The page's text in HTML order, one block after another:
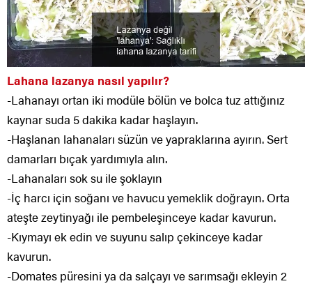
Lahana lazanya nasıl yapılır?
-Lahanayı ortan iki modüle bölün ve bolca tuz attığınız
kaynar suda 5 dakika kadar haşlayın.
-Haşlanan lahanaları süzün ve yapraklarına ayırın. Sert
damarları bıçak yardımıyla alın.
-Lahanaları sok su ile şoklayın
-İç harcı için soğanı ve havucu yemeklik doğrayın. Orta
ateşte zeytinyağı ile pembeleşinceye kadar kavurun.
-Kıymayı ek edin ve suyunu salıp çekinceye kadar
kavurun.
-Domates püresini ya da salçayı ve sarımsağı ekleyin 2